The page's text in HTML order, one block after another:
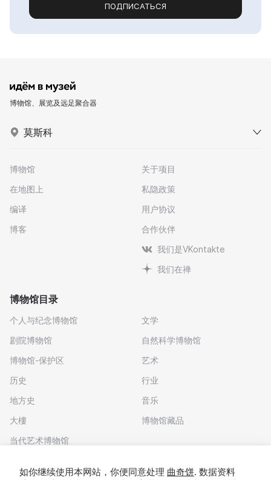
ПОДПИСАТЬСЯ
博物馆、展览及远足聚合器
莫斯科
博物馆
在地图上
编译
博客
关于项目
私隐政策
用户协议
合作伙伴
我们是VKontakte
我们在禅
博物馆目录
个人与纪念博物馆
剧院博物馆
博物馆-保护区
历史
地方史
大樓
当代艺术博物馆
文学
自然科学博物馆
艺术
行业
音乐
博物馆藏品
如你继续使用本网站，你便同意处理 曲奇饼. 数据资料